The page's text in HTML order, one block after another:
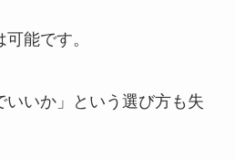
能です。
いいか」という選び方も失